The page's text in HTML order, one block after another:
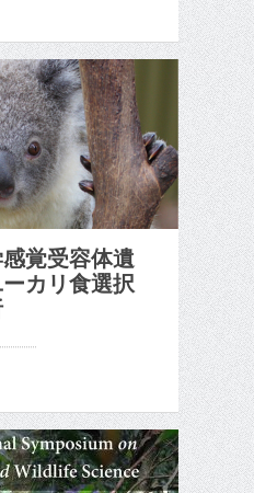
覚受容体遺
カリ食選択